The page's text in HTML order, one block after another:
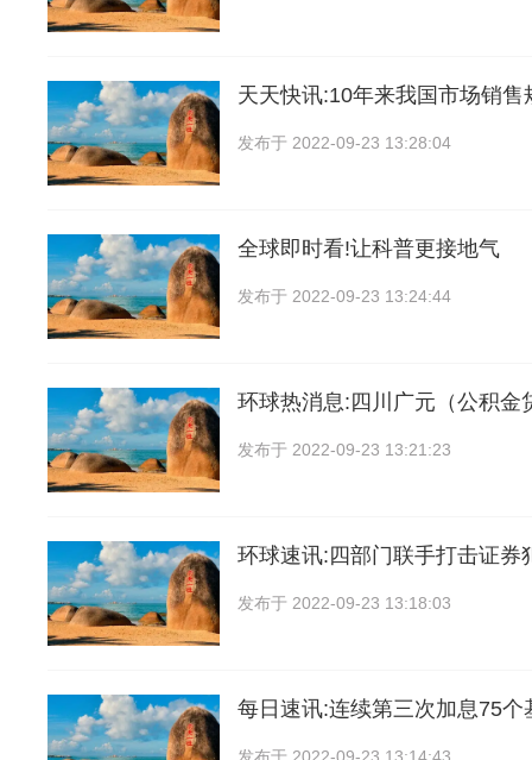
天天快讯:10年来我国市场销售
发布于 2022-09-23 13:28:04
全球即时看!让科普更接地气
发布于 2022-09-23 13:24:44
环球热消息:四川广元（公积金
发布于 2022-09-23 13:21:23
环球速讯:四部门联手打击证券
发布于 2022-09-23 13:18:03
每日速讯:连续第三次加息75个